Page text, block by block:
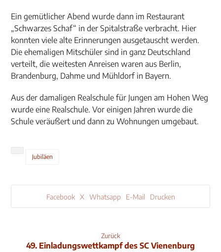
Ein gemütlicher Abend wurde dann im Restaurant
„Schwarzes Schaf“ in der Spitalstraße verbracht. Hier
konnten viele alte Erinnerungen ausgetauscht werden.
Die ehemaligen Mitschüler sind in ganz Deutschland
verteilt, die weitesten Anreisen waren aus Berlin,
Brandenburg, Dahme und Mühldorf in Bayern.
Aus der damaligen Realschule für Jungen am Hohen Weg
wurde eine Realschule. Vor einigen Jahren wurde die
Schule veräußert und dann zu Wohnungen umgebaut.
Jubiläen
Facebook X Whatsapp E-Mail Drucken
Zurück
49. Einladungswettkampf des SC Vienenburg